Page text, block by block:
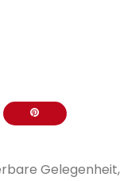
Gelegenheit,